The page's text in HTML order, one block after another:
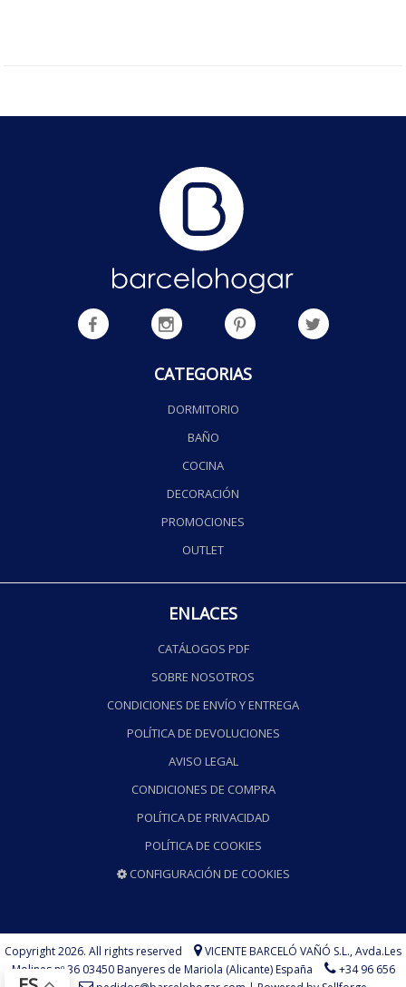
CATEGORIAS
DORMITORIO
BAÑO
COCINA
DECORACIÓN
PROMOCIONES
OUTLET
ENLACES
CATÁLOGOS PDF
SOBRE NOSOTROS
CONDICIONES DE ENVÍO Y ENTREGA
POLÍTICA DE DEVOLUCIONES
AVISO LEGAL
CONDICIONES DE COMPRA
POLÍTICA DE PRIVACIDAD
POLÍTICA DE COOKIES
CONFIGURACIÓN DE COOKIES
Copyright 2026. All rights reserved VICENTE BARCELÓ VAÑÓ S.L.,Avda.Les
Molines nº 36 03450 Banyeres de Mariola (Alicante) España
+34 96 656